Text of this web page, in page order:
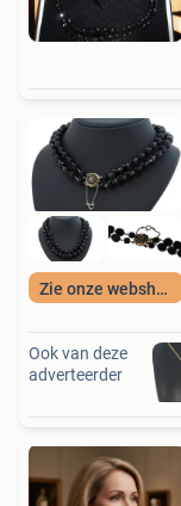
Zie onze webshop
Ook van deze
adverteerder